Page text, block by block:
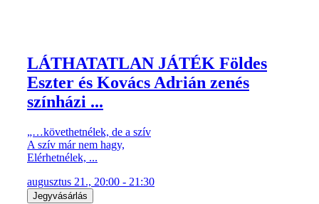
LÁTHATATLAN JÁTÉK Földes
Eszter és Kovács Adrián zenés
színházi ...
„…követhetnélek, de a szív
A szív már nem hagy,
Elérhetnélek, ...
augusztus 21., 20:00 - 21:30
Jegyvásárlás